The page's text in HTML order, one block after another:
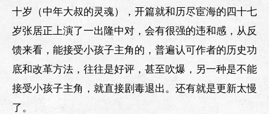
十岁（中年大叔的灵魂），开篇就和历尽宦海的四十七
岁张居正上演了一出隆中对，会有很强的违和感，从反
馈来看，能接受小孩子主角的，普遍认可作者的历史功
底和改革方法，往往是好评，甚至吹爆，另一种是不能
接受小孩子主角，就直接剧毒退出。还有就是更新太慢
了。